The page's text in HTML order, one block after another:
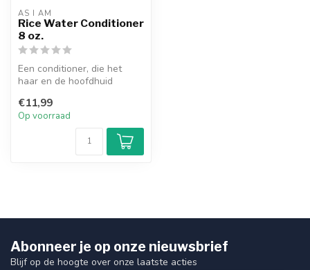
AS I AM
Rice Water Conditioner
8 oz.
Een conditioner, die het
haar en de hoofdhuid
de ho...
€11,99
Op voorraad
Abonneer je op onze nieuwsbrief
Blijf op de hoogte over onze laatste acties